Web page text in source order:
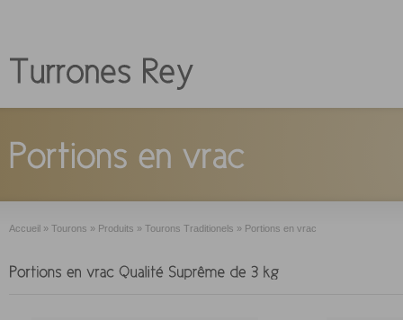
Accueil » Tourons » Produits » Tourons Traditionels » Portions en vrac